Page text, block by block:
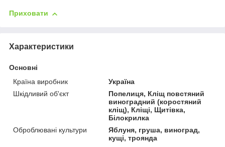
Приховати
Характеристики
Основні
Країна виробник
Україна
Шкідливий об'єкт
Попелиця, Кліщ повстяний
виноградний (коростяний
кліщ), Кліщі, Щитівка,
Білокрилка
Оброблювані культури
Яблуня, груша, виноград,
кущі, троянда